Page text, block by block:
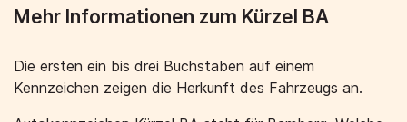
Mehr Informationen zum Kürzel BA
Die ersten ein bis drei Buchstaben auf einem
Kennzeichen zeigen die Herkunft des Fahrzeugs an.